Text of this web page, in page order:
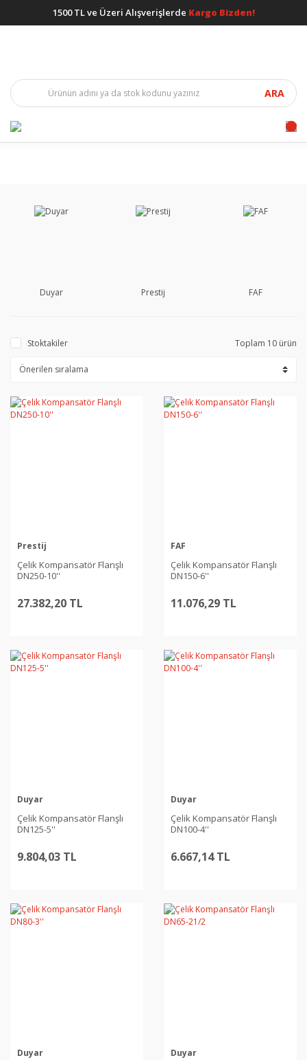
1500 TL ve Üzeri Alışverişlerde Kargo Bizden!
ARA
Duyar Prestij FAF
Stoktakiler Toplam 10 ürün
Prestij
Çelik Kompansatör Flanşlı
DN250-10''
27.382,20 TL
FAF
Çelik Kompansatör Flanşlı
DN150-6''
11.076,29 TL
Duyar
Çelik Kompansatör Flanşlı
DN125-5''
9.804,03 TL
Duyar
Çelik Kompansatör Flanşlı
DN100-4''
6.667,14 TL
Duyar Duyar